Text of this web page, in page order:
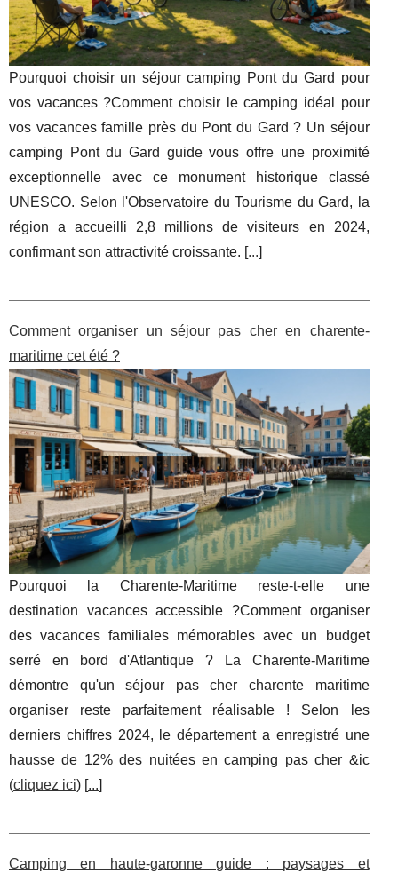
Pourquoi choisir un séjour camping Pont du Gard pour
vos vacances ?Comment choisir le camping idéal pour
vos vacances famille près du Pont du Gard ? Un séjour
camping Pont du Gard guide vous offre une proximité
exceptionnelle avec ce monument historique classé
UNESCO. Selon l'Observatoire du Tourisme du Gard, la
région a accueilli 2,8 millions de visiteurs en 2024,
confirmant son attractivité croissante. [...]
Comment organiser un séjour pas cher en charente-
maritime cet été ?
Pourquoi la Charente-Maritime reste-t-elle une
destination vacances accessible ?Comment organiser
des vacances familiales mémorables avec un budget
serré en bord d'Atlantique ? La Charente-Maritime
démontre qu'un séjour pas cher charente maritime
organiser reste parfaitement réalisable ! Selon les
derniers chiffres 2024, le département a enregistré une
hausse de 12% des nuitées en camping pas cher &ic
(cliquez ici) [...]
Camping en haute-garonne guide : paysages et